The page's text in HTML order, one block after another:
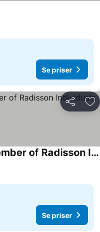
Se priser
Del
The Merchant Hotel, a member of Radisson Individuals
Se priser